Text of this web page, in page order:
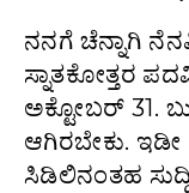
ನನಗೆ ಚೆನ್ನಾಗಿ
ಸ್ನಾತಕೋತ್ತರ
ಅಕ್ಟೋಬರ್ 31.
ಆಗಿರಬೇಕು. ಇಡೀ
ಸಿಡಿಲಿನಂತಹ